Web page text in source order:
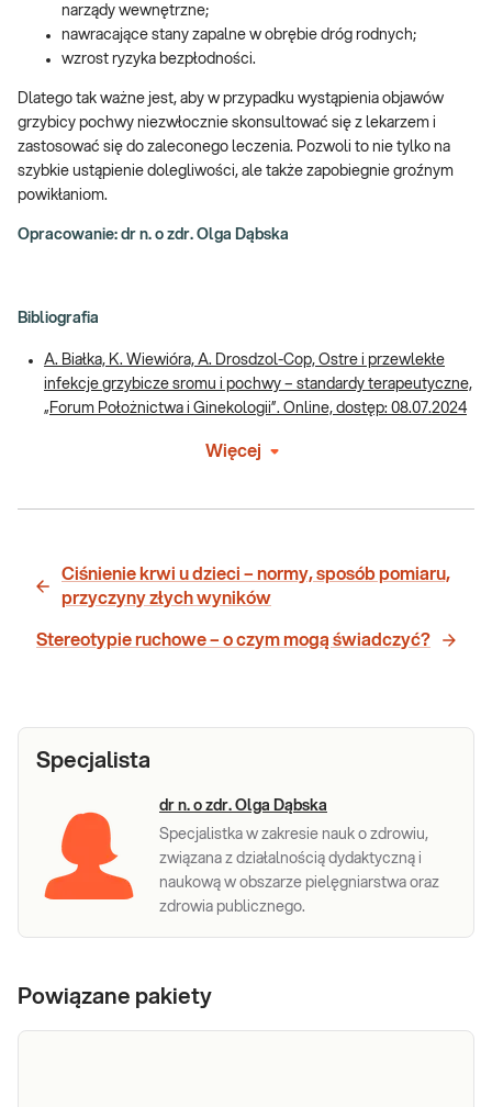
narządy wewnętrzne;
nawracające stany zapalne w obrębie dróg rodnych;
wzrost ryzyka bezpłodności.
Dlatego tak ważne jest, aby w przypadku wystąpienia objawów
grzybicy pochwy niezwłocznie skonsultować się z lekarzem i
zastosować się do zaleconego leczenia. Pozwoli to nie tylko na
szybkie ustąpienie dolegliwości, ale także zapobiegnie groźnym
powikłaniom.
Opracowanie: dr n. o zdr. Olga Dąbska
Bibliografia
A. Białka, K. Wiewióra, A. Drosdzol-Cop, Ostre i przewlekłe
infekcje grzybicze sromu i pochwy – standardy terapeutyczne,
„Forum Położnictwa i Ginekologii”. Online, dostęp: 08.07.2024
Więcej
Ciśnienie krwi u dzieci – normy, sposób pomiaru,
przyczyny złych wyników
Stereotypie ruchowe – o czym mogą świadczyć?
Specjalista
dr n. o zdr. Olga Dąbska
Specjalistka w zakresie nauk o zdrowiu,
związana z działalnością dydaktyczną i
naukową w obszarze pielęgniarstwa oraz
zdrowia publicznego.
Powiązane pakiety